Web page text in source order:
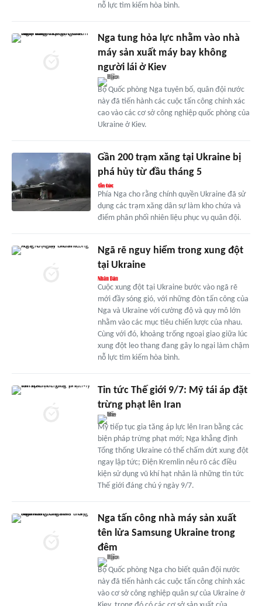
nỗ lực tìm kiếm hòa bình.
Nga tung hỏa lực nhằm vào nhà
máy sản xuất máy bay không
người lái ở Kiev
Bộ Quốc phòng Nga tuyên bố, quân đội nước
này đã tiến hành các cuộc tấn công chính xác
cao vào các cơ sở công nghiệp quốc phòng của
Ukraine ở Kiev.
Gần 200 trạm xăng tại Ukraine bị
phá hủy từ đầu tháng 5
Phía Nga cho rằng chính quyền Ukraine đã sử
dụng các trạm xăng dân sự làm kho chứa và
điểm phân phối nhiên liệu phục vụ quân đội.
Ngã rẽ nguy hiểm trong xung đột
tại Ukraine
Cuộc xung đột tại Ukraine bước vào ngã rẽ
mới đầy sóng gió, với những đòn tấn công của
Nga và Ukraine với cường độ và quy mô lớn
nhằm vào các mục tiêu chiến lược của nhau.
Cùng với đó, khoảng trống ngoại giao giữa lúc
xung đột leo thang đang gây lo ngại làm chậm
nỗ lực tìm kiếm hòa bình.
Tin tức Thế giới 9/7: Mỹ tái áp đặt
trừng phạt lên Iran
Mỹ tiếp tục gia tăng áp lực lên Iran bằng các
biện pháp trừng phạt mới; Nga khẳng định
Tổng thống Ukraine có thể chấm dứt xung đột
ngay lập tức; Điện Kremlin nêu rõ các điều
kiện sử dụng vũ khí hạt nhân là những tin tức
Thế giới đáng chú ý ngày 9/7.
Nga tấn công nhà máy sản xuất
tên lửa Samsung Ukraine trong
đêm
Bộ Quốc phòng Nga cho biết quân đội nước
này đã tiến hành các cuộc tấn công chính xác
vào cơ sở công nghiệp quân sự của Ukraine ở